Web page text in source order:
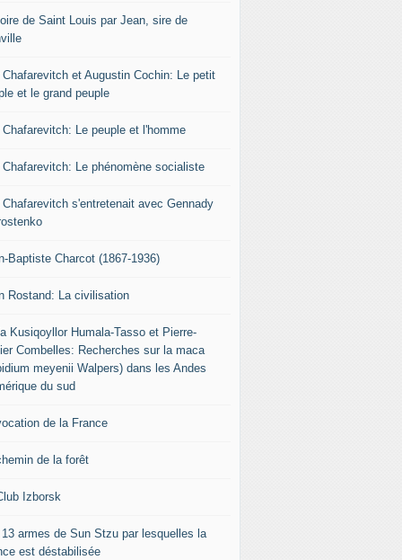
de Saint Louis par Jean, sire de
Chafarevitch et Augustin Cochin: Le petit
et le grand peuple
Chafarevitch: Le peuple et l'homme
Chafarevitch: Le phénomène socialiste
Chafarevitch s'entretenait avec Gennady
Baptiste Charcot (1867-1936)
Rostand: La civilisation
Kusiqoyllor Humala-Tasso et Pierre-
Combelles: Recherches sur la maca
meyenii Walpers) dans les Andes
du sud
de la France
de la forêt
Izborsk
13 armes de Sun Stzu par lesquelles la
est déstabilisée